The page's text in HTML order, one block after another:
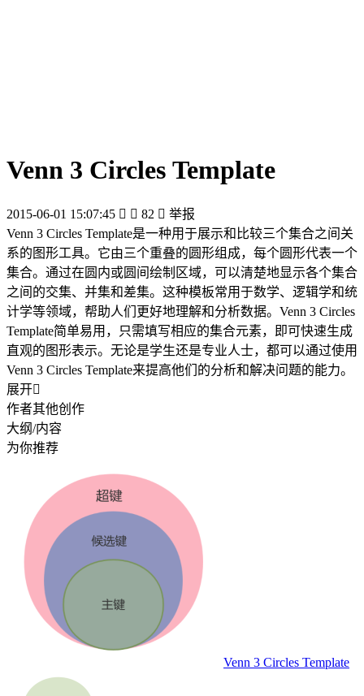
Venn 3 Circles Template
2015-06-01 15:07:45   82  举报
Venn 3 Circles Template是一种用于展示和比较三个集合之间关
系的图形工具。它由三个重叠的圆形组成，每个圆形代表一个
集合。通过在圆内或圆间绘制区域，可以清楚地显示各个集合
之间的交集、并集和差集。这种模板常用于数学、逻辑学和统
计学等领域，帮助人们更好地理解和分析数据。Venn 3 Circles
Template简单易用，只需填写相应的集合元素，即可快速生成
直观的图形表示。无论是学生还是专业人士，都可以通过使用
Venn 3 Circles Template来提高他们的分析和解决问题的能力。
展开
作者其他创作
大纲/内容
为你推荐
Venn 3 Circles Template